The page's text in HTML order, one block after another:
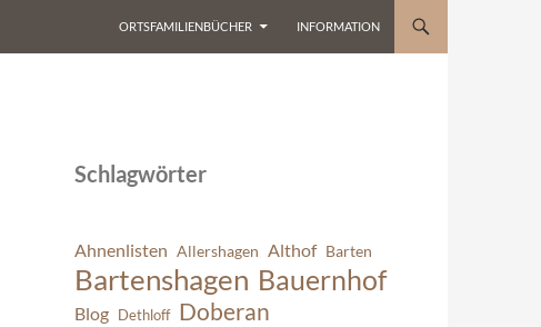
ORTSFAMILIENBÜCHER INFORMATION
Schlagwörter
Ahnenlisten Allershagen Althof Barten
Bartenshagen Bauernhof
Blog Dethloff Doberan